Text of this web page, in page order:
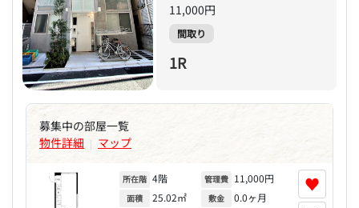
11,000円
間取り
1R
募集中の部屋一覧
物件詳細 | マップ
所在階 4階
面積 25.02㎡
管理費 11,000円
敷金 0.0ヶ月
♥